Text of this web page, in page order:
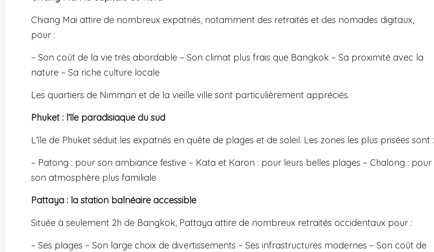
Chiang Mai attire de nombreux expatriés, notamment des retraités et des nomades digitaux,
pour :
– Son coût de la vie très abordable – Son climat plus frais que Bangkok – Sa proximité avec la
nature – Sa riche culture locale
Les quartiers de Nimman et de la vieille ville sont particulièrement appréciés.
Phuket : l’île paradisiaque du sud
L’île de Phuket séduit les expatriés en quête de plages et de soleil. Les zones les plus prisées sont :
– Patong : pour son ambiance festive – Kata et Karon : pour leurs belles plages – Chalong : pour
son atmosphère plus familiale
Pattaya : la station balnéaire accessible
Située à seulement 2h de Bangkok, Pattaya attire de nombreux retraités occidentaux pour :
– Ses plages – Son large choix de divertissements – Ses infrastructures modernes – Son coût de